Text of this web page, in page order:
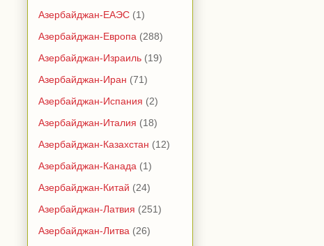
Азербайджан-ЕАЭС (1)
Азербайджан-Европа (288)
Азербайджан-Израиль (19)
Азербайджан-Иран (71)
Азербайджан-Испания (2)
Азербайджан-Италия (18)
Азербайджан-Казахстан (12)
Азербайджан-Канада (1)
Азербайджан-Китай (24)
Азербайджан-Латвия (251)
Азербайджан-Литва (26)